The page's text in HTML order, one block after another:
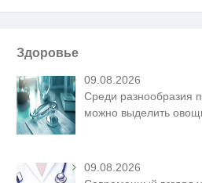
Здоровье
09.08.2026
Среди разнообразия
можно выделить
09.08.2026